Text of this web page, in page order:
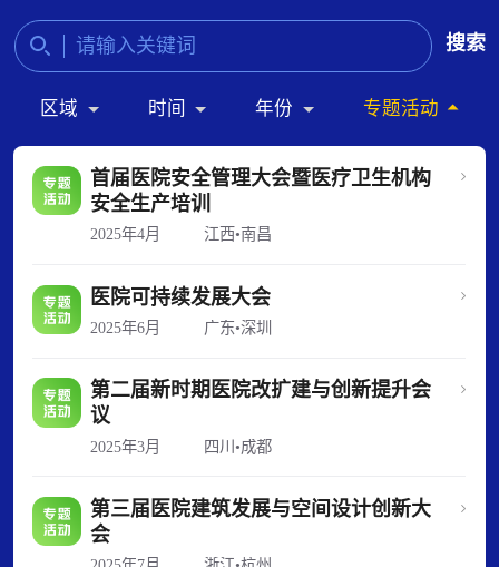
搜索
区域 时间 年份 专题活动
首届医院安全管理大会暨医疗卫生机构
安全生产培训
2025年4月 江西•南昌
医院可持续发展大会
2025年6月 广东•深圳
第二届新时期医院改扩建与创新提升会
议
2025年3月 四川•成都
第三届医院建筑发展与空间设计创新大
会